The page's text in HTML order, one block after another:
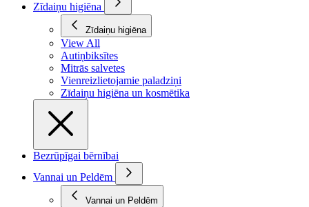
Zīdaiņu higiēna
Zīdaiņu higiēna
View All
Autiņbiksītes
Mitrās salvetes
Vienreizlietojamie paladziņi
Zīdaiņu higiēna un kosmētika
Bezrūpīgai bērnībai
Vannai un Peldēm
Vannai un Peldēm